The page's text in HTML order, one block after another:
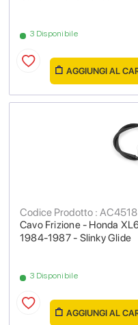
3 Disponibile
AGGIUNGI AL
Cavo Frizione - Honda
1984-1987 - Slinky Glide
Codice Prodotto : AC4518
3 Disponibile
AGGIUNGI AL